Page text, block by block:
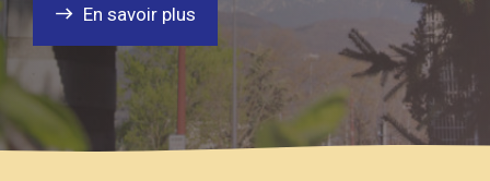
En savoir plus